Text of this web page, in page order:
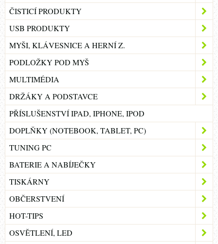
ČISTICÍ PRODUKTY
USB PRODUKTY
MYŠI, KLÁVESNICE A HERNÍ Z.
PODLOŽKY POD MYŠ
MULTIMÉDIA
DRŽÁKY A PODSTAVCE
PŘÍSLUŠENSTVÍ IPAD, IPHONE, IPOD
DOPLŇKY (NOTEBOOK, TABLET, PC)
TUNING PC
BATERIE A NABÍJEČKY
TISKÁRNY
OBČERSTVENÍ
HOT-TIPS
OSVĚTLENÍ, LED